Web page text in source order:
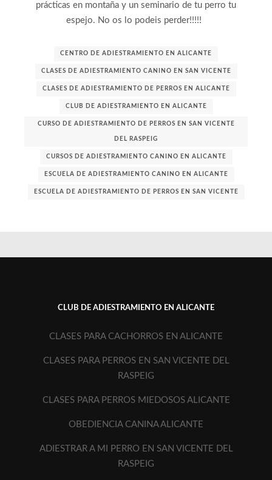
prácticas en montaña y un seminario de tu perro tu
espejo. No os lo podeis perder!!!!!
CENTRO DE ADIESTRAMIENTO EN ALICANTE
CLASES DE ADIESTRAMIENTO CANINO EN SAN VICENTE
CLASES DE ADIESTRAMIENTO DE PERROS EN ALICANTE
CLUB DE ADIESTRAMIENTO EN ALICANTE
CURSO DE ADIESTRAMIENTO DE PERROS EN SAN VICENTE
DEL RASPEIG
CURSOS DE ADIESTRAMIENTO CANINO EN ALICANTE
ESCUELA DE ADIESTRAMIENTO CANINO EN ALICANTE
ESCUELA DE ADIESTRAMIENTO DE PERROS EN SAN VICENTE
CLUB DE ADIESTRAMIENTO EN ALICANTE
CLASES PARA CACHORROS EN ALICANTE
CLASES PARA PERROS EN SAN VICENTE DEL
RASPEIG
CLASES PARA PERROS MIEDOSOS ALICANTE
OBEDIENCIA CANINA ALICANTE
ADIESTRAR A MI PERRO EN SAN VICENTE DEL
RASPEIG